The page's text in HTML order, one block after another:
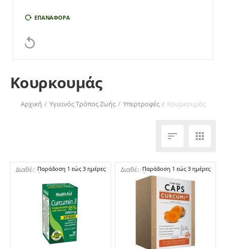
ΕΠΑΝΑΦΟΡΆ

Κουρκουμάς
Αρχική / Υγιεινός Τρόπος Ζωής / Υπερτροφές / Κουρκουμάς
 
Διαθέσιμο:Παράδοση 1 εώς 3 ημέρες Διαθέσιμο:Παράδοση 1 εώς 3 ημέρες